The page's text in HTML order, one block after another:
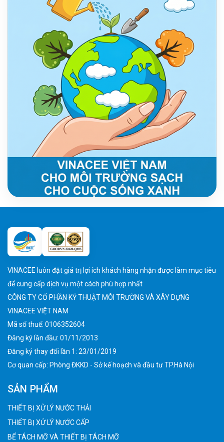
VINACEE luôn đặt giá trị lợi ích khách hàng nhận được làm mục tiêu
để cung cấp dịch vụ một cách phù hợp nhất
CÔNG TY CỔ PHẦN KỸ THUẬT MÔI TRƯỜNG VÀ XÂY DỰNG
VINACEE VIỆT NAM
Mã số thuế: 0106352604
Đăng ký lần đầu: 01/11/2013
Đăng ký thay đổi lần 1: 23/01/2019
Cơ quan cấp: Phòng ĐKKD - Sở kế hoạch và đầu tư TP.Hà Nội
SẢN PHẨM
THIẾT BỊ XỬ LÝ NƯỚC THẢI
THIẾT BỊ XỬ LÝ NƯỚC CẤP
BỂ TÁCH MỠ VÀ THIẾT BỊ TÁCH MỠ